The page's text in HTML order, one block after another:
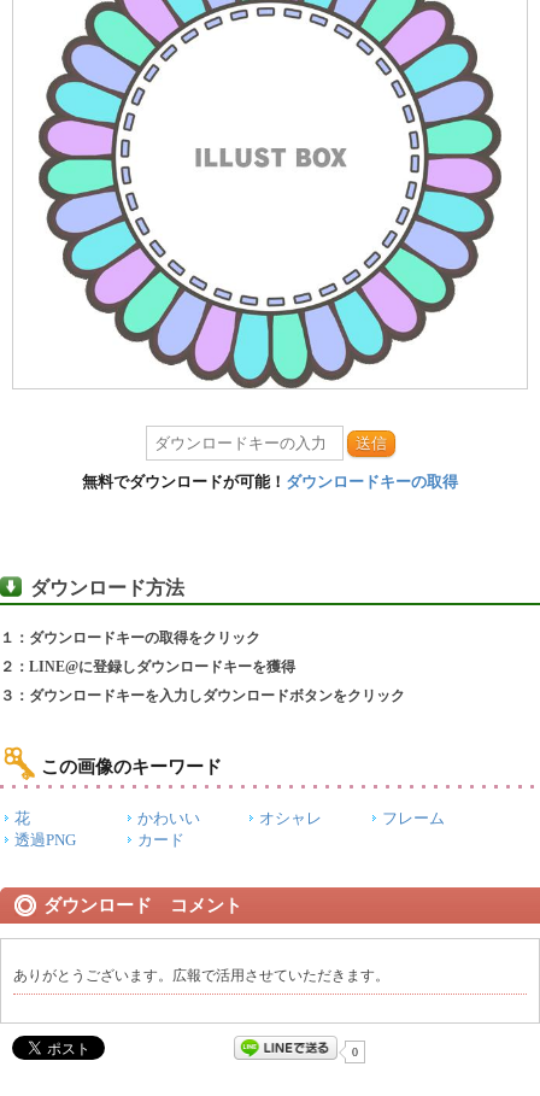
送信
無料でダウンロードが可能！ ダウンロードキーの取得
ダウンロード方法
１：ダウンロードキーの取得をクリック
２：LINE@に登録しダウンロードキーを獲得
３：ダウンロードキーを入力しダウンロードボタンをクリック
この画像のキーワード
花 かわいい オシャレ
フレーム
透過PNG
カード
ダウンロード コメント
ありがとうございます。広報で活用させていただきます。
0